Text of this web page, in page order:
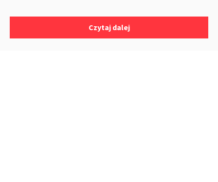
Czytaj dalej